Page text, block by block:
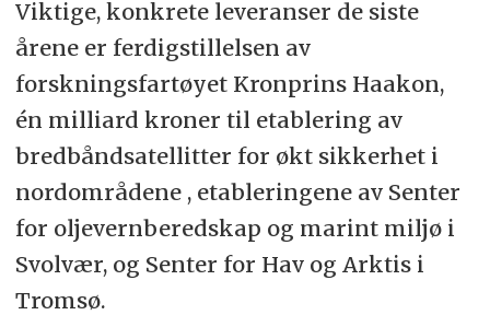
Viktige, konkrete leveranser de siste
årene er ferdigstillelsen av
forskningsfartøyet Kronprins Haakon,
én milliard kroner til etablering av
bredbåndsatellitter for økt sikkerhet i
nordområdene , etableringene av Senter
for oljevernberedskap og marint miljø i
Svolvær, og Senter for Hav og Arktis i
Tromsø.